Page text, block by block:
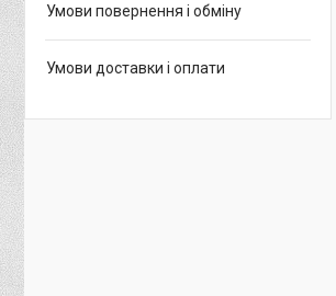
Умови повернення і обміну
Умови доставки і оплати